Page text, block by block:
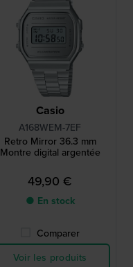
Casio
A168WEM-7EF
Retro Mirror 36.3 mm
Montre digital argentée
49,90 €
● En stock
Comparer
Voir les produits